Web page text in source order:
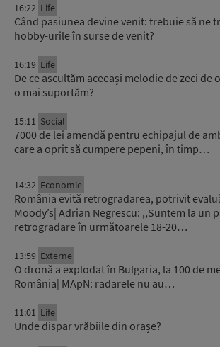
16:22 Life
Când pasiunea devine venit: trebuie să ne
hobby-urile în surse de venit?
16:19 Life
De ce ascultăm aceeași melodie de zeci de
o mai suportăm?
15:11 Social
7000 de lei amendă pentru echipajul de
care a oprit să cumpere pepeni, în timp…
14:32 Economie
România evită retrogradarea, potrivit
Moody’s| Adrian Negrescu: ,,Suntem la un
retrogradare în următoarele 18-20…
13:59 Externe
O dronă a explodat în Bulgaria, la 100 de
România| MApN: radarele nu au…
11:01 Life
Unde dispar vrăbiile din orașe?